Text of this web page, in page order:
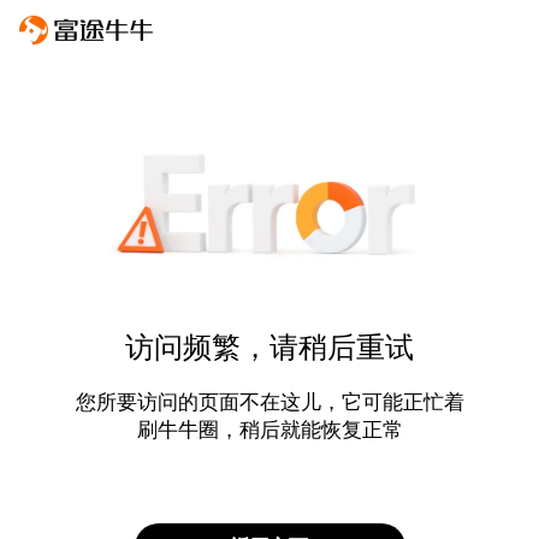
访问频繁，请稍后重试
您所要访问的页面不在这儿，它可能正忙着
刷牛牛圈，稍后就能恢复正常